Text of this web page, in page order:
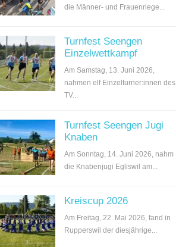
die Männer- und Frauenriege...
Turnfest Seengen
Einzelwettkampf
Am Samstag, 13. Juni 2026,
nahmen elf Einzelturner:innen des
TV...
Turnfest Seengen Jugi
Knaben
Am Sonntag, 14. Juni 2026, nahm
die Knabenjugi Egliswil am...
Kreiscup 2026
Am Freitag, 22. Mai 2026, fand in
Rupperswil der diesjährige...